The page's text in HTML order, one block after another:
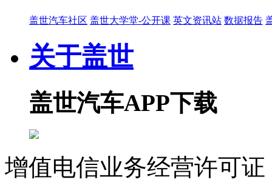
盖世汽车社区 盖世大学堂-公开课 英文资讯站 数据报告
关于盖世
盖世汽车APP下载
增值电信业务经营许可